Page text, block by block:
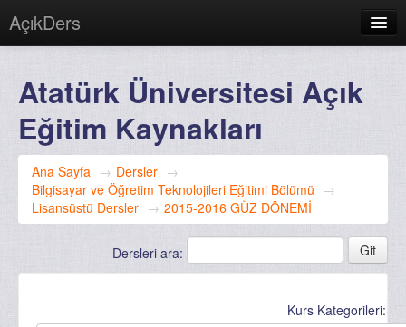
AçıkDers
Giriş yapmadınız. (Giriş yap)
Atatürk Üniversitesi Açık
Eğitim Kaynakları
Ana Sayfa → Dersler →
Bilgisayar ve Öğretim Teknolojileri Eğitimi Bölümü →
Lisansüstü Dersler → 2015-2016 GÜZ DÖNEMİ
Dersleri ara:
Kurs Kategorileri: